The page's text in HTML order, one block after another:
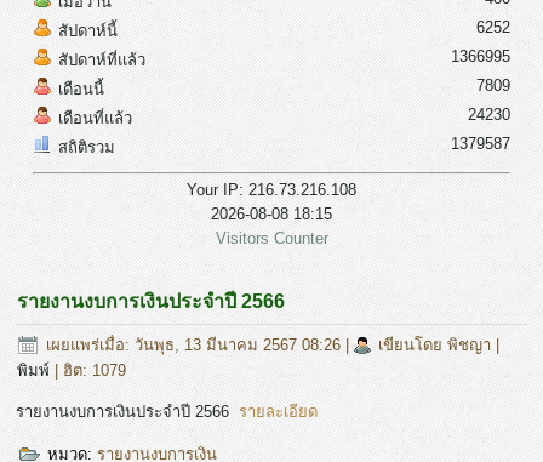
สัปดาห์นี้
สัปดาห์ที่แล้ว
เดือนนี้
เดือนที่แล้ว
สถิติรวม
6252
1366995
7809
24230
1379587
Your IP: 216.73.216.108
2026-08-08 18:15
Visitors Counter
รายงานงบการเงินประจำปี 2566
เผยแพร่เมื่อ: วันพุธ, 13 มีนาคม 2567 08:26 | เขียนโดย พิชญา |
พิมพ์ | ฮิต: 1079
รายงานงบการเงินประจำปี 2566รายละเอียด
หมวด:รายงานงบการเงิน